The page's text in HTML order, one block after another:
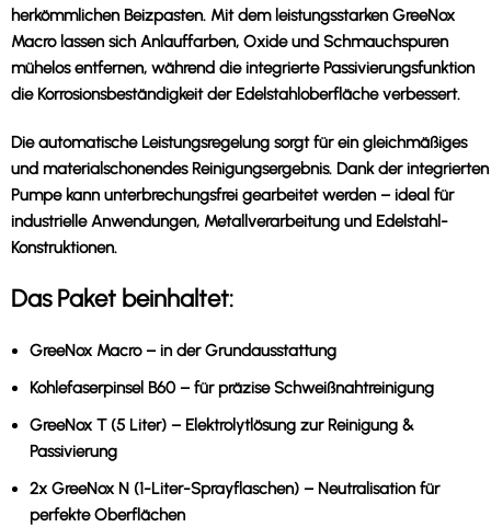
herkömmlichen Beizpasten. Mit dem leistungsstarken GreeNox
Macro lassen sich Anlauffarben, Oxide und Schmauchspuren
mühelos entfernen, während die integrierte Passivierungsfunktion
die Korrosionsbeständigkeit der Edelstahloberfläche verbessert.
Die automatische Leistungsregelung sorgt für ein gleichmäßiges
und materialschonendes Reinigungsergebnis. Dank der integrierten
Pumpe kann unterbrechungsfrei gearbeitet werden – ideal für
industrielle Anwendungen, Metallverarbeitung und Edelstahl-
Konstruktionen.
Das Paket beinhaltet:
GreeNox Macro– in der Grundausstattung
Kohlefaserpinsel B60 – für präzise Schweißnahtreinigung
GreeNox T (5 Liter) – Elektrolytlösung zur Reinigung &
Passivierung
2x GreeNox N (1-Liter-Sprayflaschen) – Neutralisation für
perfekte Oberflächen